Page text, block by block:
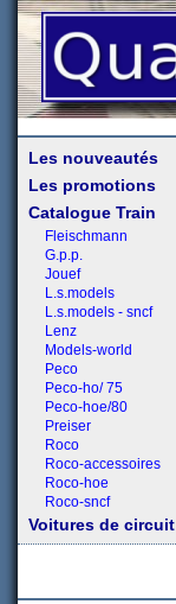
Les nouveautés
Les promotions
Catalogue Train
Fleischmann
G.p.p.
Jouef
L.s.models
L.s.models - sncf
Lenz
Models-world
Peco
Peco-ho/ 75
Peco-hoe/80
Preiser
Roco
Roco-accessoires
Roco-hoe
Roco-sncf
Voitures de circuit